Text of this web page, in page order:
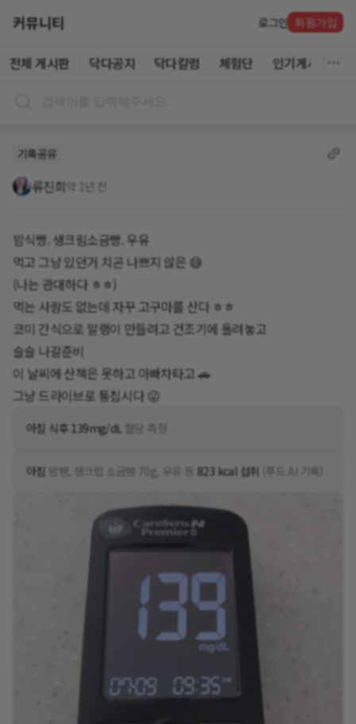
커뮤니티 로그인 회원가입
전체 게시판 닥다공지 닥다칼럼 체험단 인기게시글
기록공유
류진희 약 1년 전
밤식빵. 생크림소금빵. 우유
먹고 그냥 있던거 치곤 나쁘지 않은 😅
(나는 관대하다 ㅎㅎ)
먹는 사람도 없는데 자꾸 고구마를 산다 ㅎㅎ
코미 간식으로 말랭이 만들려고 건조기에 돌려놓고
슬슬 나갈준비
이 날씨에 산책은 못하고 아빠차타고 🚗
그냥 드라이브로 퉁칩시다 😛
아침 식후 139mg/dL 혈당 측정
아침 밤빵, 생크림 소금빵 70g, 우유 등823 kcal 섭취 (푸드 AI 기록)